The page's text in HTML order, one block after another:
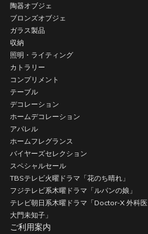
陶器オブジェ
ブロンズオブジェ
ガラス製品
収納
照明・ライティング
カトラリー
コンプリメント
テーブル
デコレーション
ホームデコレーション
アパレル
ホームフレグランス
バイヤーズセレクション
スペシャルセール
TBSテレビ火曜ドラマ「花のち晴れ」
フジテレビ系木曜ドラマ「ルパンの娘」
テレビ朝日系木曜ドラマ「Doctor-X 外科医
大門未知子」
ご利用案内